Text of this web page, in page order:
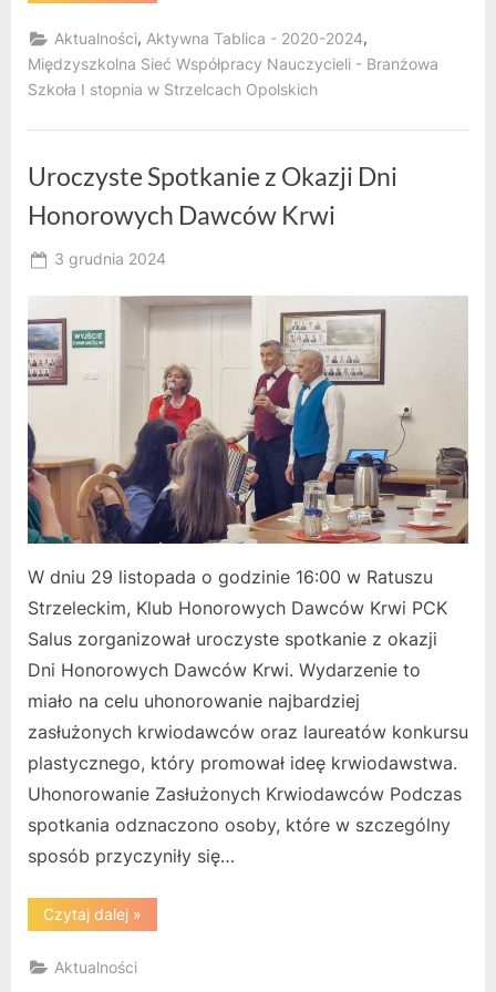
tablica”
w
roku
2024/2025”
Aktualności, Aktywna Tablica - 2020-2024,
Międzyszkolna Sieć Współpracy Nauczycieli - Branżowa
Szkoła I stopnia w Strzelcach Opolskich
Uroczyste Spotkanie z Okazji Dni
Honorowych Dawców Krwi
Posted
3 grudnia 2024
W dniu 29 listopada o godzinie 16:00 w Ratuszu
Strzeleckim, Klub Honorowych Dawców Krwi PCK
Salus zorganizował uroczyste spotkanie z okazji
Dni Honorowych Dawców Krwi. Wydarzenie to
miało na celu uhonorowanie najbardziej
zasłużonych krwiodawców oraz laureatów konkursu
plastycznego, który promował ideę krwiodawstwa.
Uhonorowanie Zasłużonych Krwiodawców Podczas
spotkania odznaczono osoby, które w szczególny
sposób przyczyniły się…
Czytaj dalej“Uroczyste
Spotkanie
Okazji
Dni
»
Aktualności